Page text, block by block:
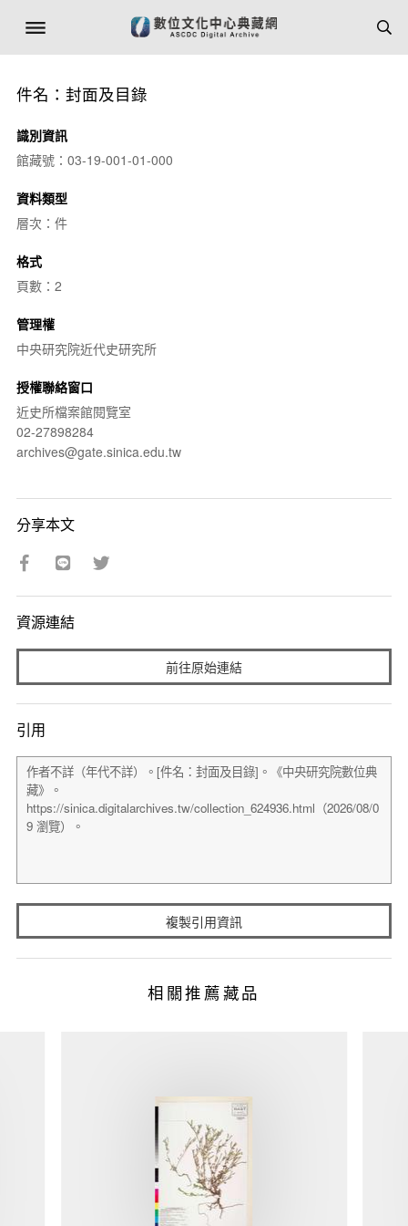
件名：封面及目錄
識別資訊
館藏號：03-19-001-01-000
資料類型
層次：件
格式
頁數：2
管理權
中央研究院近代史研究所
授權聯絡窗口
近史所檔案館閱覽室
02-27898284
archives@gate.sinica.edu.tw
分享本文
資源連結
前往原始連結
引用
複製引用資訊
相關推薦藏品